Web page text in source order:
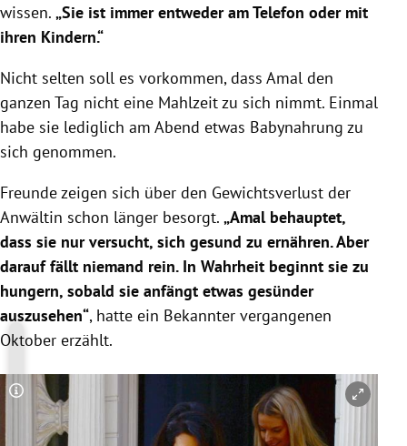
wissen. „Sie ist immer entweder am Telefon oder mit
ihren Kindern.“
Nicht selten soll es vorkommen, dass Amal den
ganzen Tag nicht eine Mahlzeit zu sich nimmt. Einmal
habe sie lediglich am Abend etwas Babynahrung zu
sich genommen.
Freunde zeigen sich über den Gewichtsverlust der
Anwältin schon länger besorgt. „Amalbehauptet,
dass sie nur versucht, sich gesund zu ernähren. Aber
darauf fällt niemand rein. In Wahrheit beginnt sie zu
hungern, sobald sie anfängt etwas gesünder
auszusehen“, hatte ein Bekannter vergangenen
Oktober erzählt.
Copyright-Hinweis öffnen/schließen